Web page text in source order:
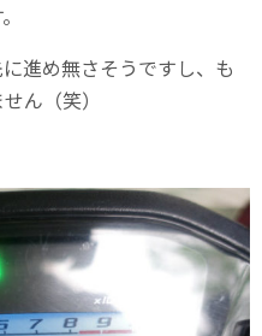
進め無さそうですし、も
ん（笑）